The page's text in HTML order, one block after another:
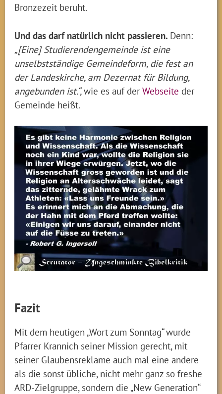
Bronzezeit beruht.
Und das darf natürlich nicht passieren. Denn:
„[Eine] Studierendengemeinde ist eine
unselbstständige Gemeindeform, die fest an
der Landeskirche, am Dezernat für Bildung,
angebunden ist.“,wie es auf derWebseite der
Gemeinde heißt.
Fazit
Mit dem heutigen „Wort zum Sonntag“ wurde
Pfarrer Krannich seiner Mission gerecht, mit
seiner Glaubensreklame auch mal eine andere
als die sonst übliche, nicht mehr ganz so freshe
ARD-Zielgruppe, sondern die „New Generation“